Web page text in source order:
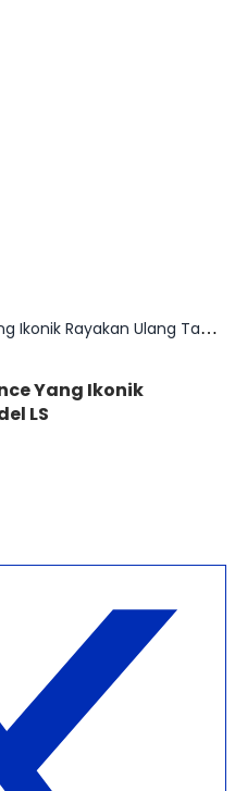
Lexus Bikin Lagi Iklan Balance Yang Ikonik Rayakan Ulang Tahun Model LS
Yang Ikonik
LS